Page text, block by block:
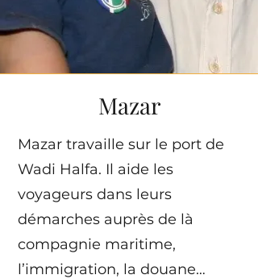
Mazar
Mazar travaille sur le port de
Wadi Halfa. Il aide les
voyageurs dans leurs
démarches auprès de là
compagnie maritime,
l’immigration, la douane…